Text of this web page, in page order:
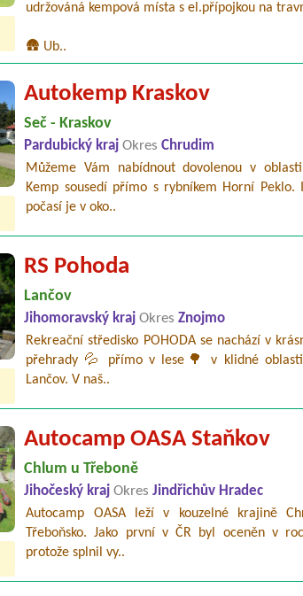
udržováná kempová místa s el.přípojkou na
🛖 Ub..
Autokemp Kraskov
Seč - Kraskov
Pardubický krajOkres Chrudim
Můžeme Vám nabídnout dovolenou v
Kemp sousedí přímo s rybníkem Horní
počasí je v oko..
RS Pohoda
Lančov
Jihomoravský krajOkres Znojmo
Rekreační středisko POHODA se nachází v
přehrady 💦 přímo v lese🌳 v klidné
Lančov. V naš..
Autocamp OASA Staňkov
Chlum u Třeboně
Jihočeský krajOkres Jindřichův Hradec
Autocamp OASA leží v kouzelné krajině
Třeboňsko. Jako první v ČR byl oceněn v
protože splnil vy..